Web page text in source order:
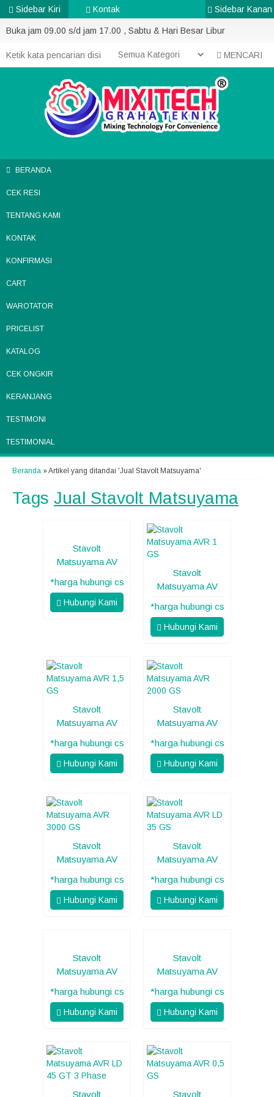
Buka jam 09.00 s/d jam 17.00 , Sabtu & Hari Besar Libur
MENCARI
BERANDA
CEK RESI
TENTANG KAMI
KONTAK
KONFIRMASI
CART
WAROTATOR
PRICELIST
KATALOG
CEK ONGKIR
KERANJANG
TESTIMONI
TESTIMONIAL
Beranda »Artikel yang ditandai 'Jual Stavolt Matsuyama'
Tags Jual Stavolt Matsuyama
Stavolt
Matsuyama AV
*harga hubungi cs
Hubungi Kami
Stavolt
Matsuyama AV
*harga hubungi cs
Hubungi Kami
Stavolt
Matsuyama AV
*harga hubungi cs
Hubungi Kami
Stavolt
Matsuyama AV
*harga hubungi cs
Hubungi Kami
Stavolt
Matsuyama AV
*harga hubungi cs
Hubungi Kami
Stavolt
Matsuyama AV
*harga hubungi cs
Hubungi Kami
Stavolt
Matsuyama AV
*harga hubungi cs
Hubungi Kami
Stavolt
Matsuyama AV
*harga hubungi cs
Hubungi Kami
Stavolt Stavolt
Sidebar Kiri Kontak Sidebar Kanan